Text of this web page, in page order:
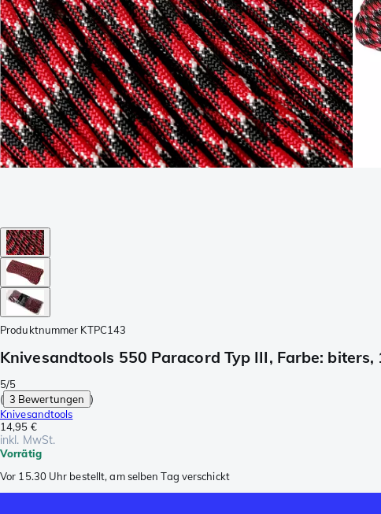
Produktnummer KTPC143
Knivesandtools 550 Paracord Typ III, Farbe: biters,
5/5
( 3 Bewertungen )
Knivesandtools
14,95 €
inkl. MwSt.
Vorrätig
Vor 15.30 Uhr bestellt, am selben Tag verschickt